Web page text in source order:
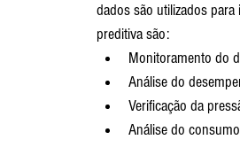
dados são utilizados
preditiva são:
Monitoramento do
Análise do
Verificação da
Análise do